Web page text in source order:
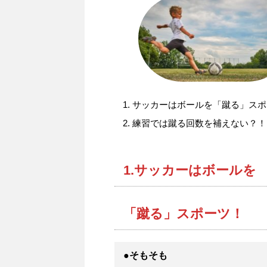
サッカーはボールを「蹴る」ス
練習では蹴る回数を補えない？！
1.サッカーはボールを
「蹴る」スポーツ！
●そもそも